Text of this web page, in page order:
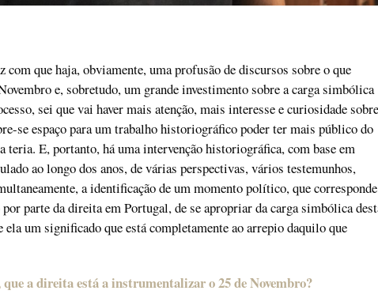
com que haja, obviamente, uma profusão de discursos sobre o que
e, sobretudo, um grande investimento sobre a carga simbólica
sei que vai haver mais atenção, mais interesse e curiosidade sobre
se espaço para um trabalho historiográfico poder ter mais público do
teria. E, portanto, há uma intervenção historiográfica, com base em
ao longo dos anos, de várias perspectivas, vários testemunhos,
a identificação de um momento político, que
parte da direita em Portugal, de se apropriar da carga simbólica
ela um significado que está completamente ao arrepio daquilo que
a direita está a instrumentalizar o 25 de Novembro?